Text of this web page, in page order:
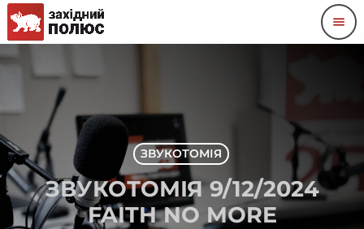
menu
ЗВУКОТОМІЯ
ЗВУКОТОМІЯ 9/12/2024
FAITH NO MORE